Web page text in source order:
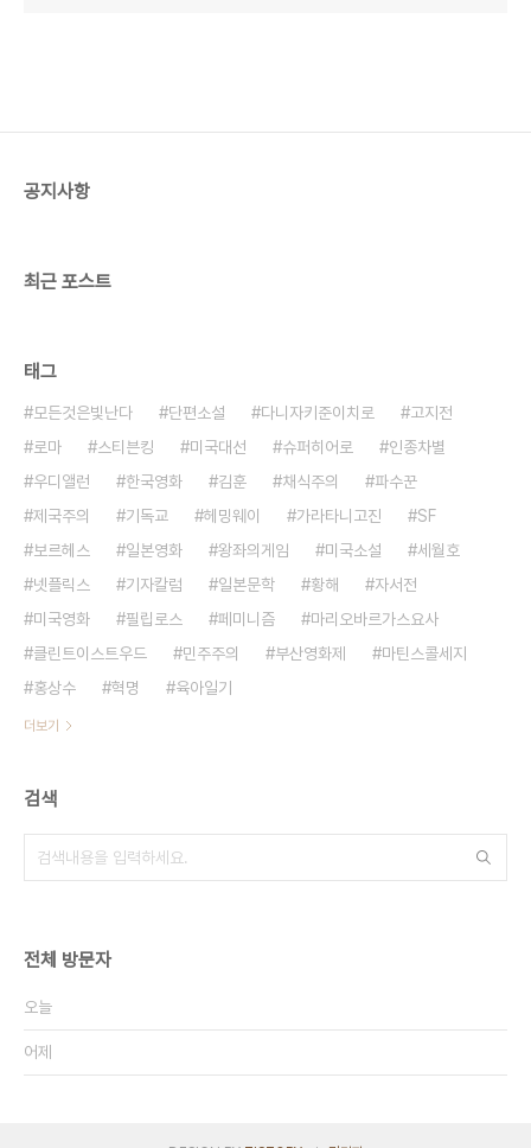
공지사항
최근 포스트
태그
모든것은빛난다 단편소설 다니자키준이치로
고지전
로마
스티븐킹 미국대선 슈퍼히어로
인종차별
우디앨런
한국영화 김훈 채식주의
파수꾼
제국주의
기독교 헤밍웨이 가라타니고진
SF
보르헤스
일본영화 왕좌의게임 미국소설
세월호
넷플릭스
기자칼럼 일본문학 황해
자서전
미국영화
필립로스 페미니즘
마리오바르가스요사
클린트이스트우드
민주주의 부산영화제
마틴스콜세지
홍상수
혁명 육아일기
더보기
검색
전체 방문자
오늘
어제